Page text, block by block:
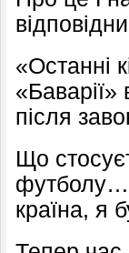
«Останні
після
Що
футболу…
країна, я